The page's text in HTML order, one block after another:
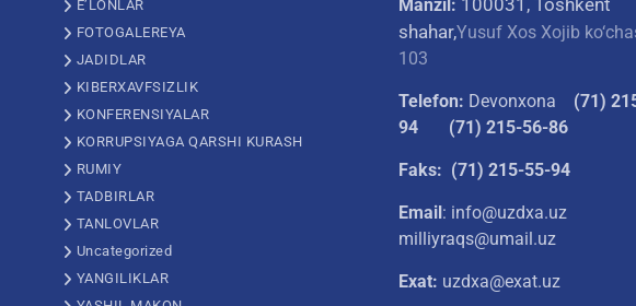
E’LONLAR
FOTOGALEREYA
JADIDLAR
KIBERXAVFSIZLIK
KONFERENSIYALAR
KORRUPSIYAGA QARSHI KURASH
RUMIY
TADBIRLAR
TANLOVLAR
Uncategorized
YANGILIKLAR
Manzil:
shahar,Yusuf Xos Xojib
103
Telefon: Devonxona (71)
94
(71) 215-56-86
Faks: (71) 215-55-94
Email: info@uzdxa.uz
milliyraqs@umail.uz
Exat: uzdxa@exat.uz